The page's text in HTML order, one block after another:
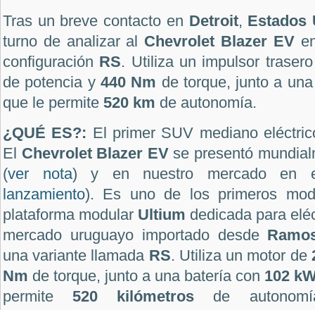
Tras un breve contacto en Detroit, Estados
turno de analizar al Chevrolet Blazer EV
configuración RS. Utiliza un impulsor
de potencia y 440 Nm de torque, junto a
que le permite 520 km de autonomía.
¿QUÉ ES?: El primer SUV mediano
El Chevrolet Blazer EVse presentó
(ver nota) y en nuestro mercado en
lanzamiento). Es uno de los primeros
plataforma modular Ultium dedicada para
mercado uruguayo importado desde
una variante llamada RS. Utiliza un motor de
Nm de torque, junto a una batería con 102
permite520 kilómetros de